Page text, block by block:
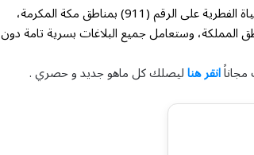
وحثت القوات على الإبلاغ عن أي حالات تمثل اعتداءً على البيئة أو الحياة الفطرية على الرقم (911) بمناطق مكة المكرمة،
والشرقية، و(999)، و(996) في بقية مناطق المملكة، وستعامل جميع البلاغات بسرية تامة دون
انقر هناليصلك كل ماهو جديد و حصري .